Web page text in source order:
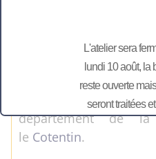
Toutes les
par nos soins. Et
dans notre atelier
Notre atelier situé
département de la
le Cotentin.
L'atelier sera
lundi 10 août, la
reste ouverte
seront traitées
partir